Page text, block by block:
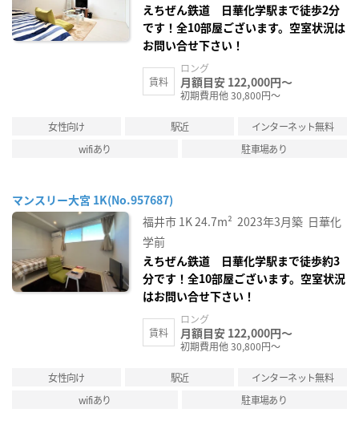
えちぜん鉄道 日華化学駅まで徒歩2分
です！全10部屋ございます。空室状況は
お問い合せ下さい！
賃料
ロング
月額目安 122,000円～
初期費用他 30,800円～
女性向け 駅近
インターネット無料
wifiあり
駐車場あり
マンスリー大宮 1K(No.957687)
福井市 1K24.7m² 2023年3月築 日華化
学前
えちぜん鉄道 日華化学駅まで徒歩約3
分です！全10部屋ございます。空室状況
はお問い合せ下さい！
賃料
ロング
月額目安 122,000円～
初期費用他 30,800円～
女性向け 駅近
インターネット無料
wifiあり
駐車場あり